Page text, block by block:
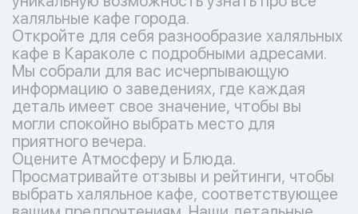
халяльные кафе города.
Откройте для себя разнообразие халяльных
кафе в Караколе с подробными адресами.
Мы собрали для вас исчерпывающую
информацию о заведениях, где каждая
деталь имеет свое значение, чтобы вы
могли спокойно выбрать место для
приятного вечера.
Оцените Атмосферу и Блюда.
Просматривайте отзывы и рейтинги, чтобы
выбрать халяльное кафе, соответствующее